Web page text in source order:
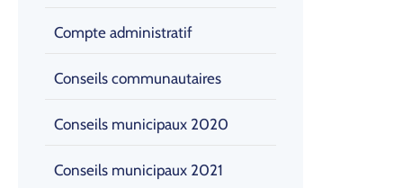
Compte administratif
Conseils communautaires
Conseils municipaux 2020
Conseils municipaux 2021